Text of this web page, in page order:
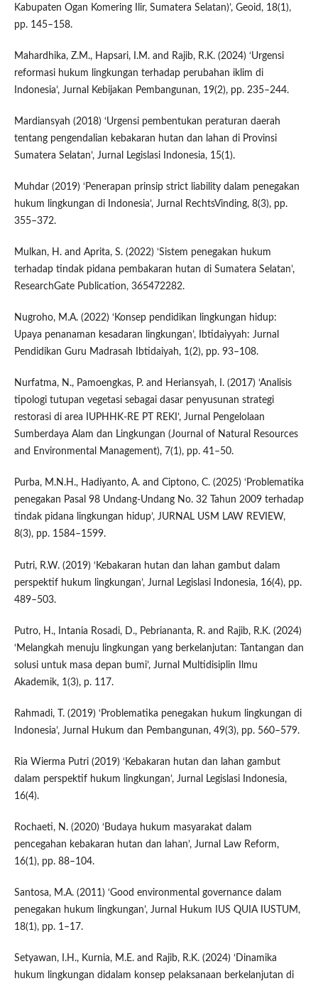
Kabupaten Ogan Komering Ilir, Sumatera Selatan)’, Geoid, 18(1),
pp. 145–158.
Mahardhika, Z.M., Hapsari, I.M. and Rajib, R.K. (2024) ‘Urgensi
reformasi hukum lingkungan terhadap perubahan iklim di
Indonesia’, Jurnal Kebijakan Pembangunan, 19(2), pp. 235–244.
Mardiansyah (2018) ‘Urgensi pembentukan peraturan daerah
tentang pengendalian kebakaran hutan dan lahan di Provinsi
Sumatera Selatan’, Jurnal Legislasi Indonesia, 15(1).
Muhdar (2019) ‘Penerapan prinsip strict liability dalam penegakan
hukum lingkungan di Indonesia’, Jurnal RechtsVinding, 8(3), pp.
355–372.
Mulkan, H. and Aprita, S. (2022) ‘Sistem penegakan hukum
terhadap tindak pidana pembakaran hutan di Sumatera Selatan’,
ResearchGate Publication, 365472282.
Nugroho, M.A. (2022) ‘Konsep pendidikan lingkungan hidup:
Upaya penanaman kesadaran lingkungan’, Ibtidaiyyah: Jurnal
Pendidikan Guru Madrasah Ibtidaiyah, 1(2), pp. 93–108.
Nurfatma, N., Pamoengkas, P. and Heriansyah, I. (2017) ‘Analisis
tipologi tutupan vegetasi sebagai dasar penyusunan strategi
restorasi di area IUPHHK-RE PT REKI’, Jurnal Pengelolaan
Sumberdaya Alam dan Lingkungan (Journal of Natural Resources
and Environmental Management), 7(1), pp. 41–50.
Purba, M.N.H., Hadiyanto, A. and Ciptono, C. (2025) ‘Problematika
penegakan Pasal 98 Undang-Undang No. 32 Tahun 2009 terhadap
tindak pidana lingkungan hidup’, JURNAL USM LAW REVIEW,
8(3), pp. 1584–1599.
Putri, R.W. (2019) ‘Kebakaran hutan dan lahan gambut dalam
perspektif hukum lingkungan’, Jurnal Legislasi Indonesia, 16(4), pp.
489–503.
Putro, H., Intania Rosadi, D., Pebriananta, R. and Rajib, R.K. (2024)
‘Melangkah menuju lingkungan yang berkelanjutan: Tantangan dan
solusi untuk masa depan bumi’, Jurnal Multidisiplin Ilmu
Akademik, 1(3), p. 117.
Rahmadi, T. (2019) ‘Problematika penegakan hukum lingkungan di
Indonesia’, Jurnal Hukum dan Pembangunan, 49(3), pp. 560–579.
Ria Wierma Putri (2019) ‘Kebakaran hutan dan lahan gambut
dalam perspektif hukum lingkungan’, Jurnal Legislasi Indonesia,
16(4).
Rochaeti, N. (2020) ‘Budaya hukum masyarakat dalam
pencegahan kebakaran hutan dan lahan’, Jurnal Law Reform,
16(1), pp. 88–104.
Santosa, M.A. (2011) ‘Good environmental governance dalam
penegakan hukum lingkungan’, Jurnal Hukum IUS QUIA IUSTUM,
18(1), pp. 1–17.
Setyawan, I.H., Kurnia, M.E. and Rajib, R.K. (2024) ‘Dinamika
hukum lingkungan didalam konsep pelaksanaan berkelanjutan di